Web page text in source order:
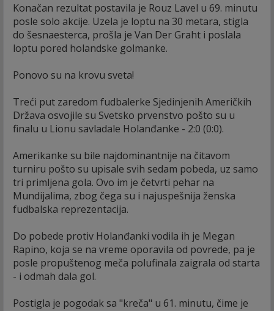
Konačan rezultat postavila je Rouz Lavel u 69. minutu
posle solo akcije. Uzela je loptu na 30 metara, stigla
do šesnaesterca, prošla je Van Der Graht i poslala
loptu pored holandske golmanke.
Ponovo su na krovu sveta!
Treći put zaredom fudbalerke Sjedinjenih Američkih
Država osvojile su Svetsko prvenstvo pošto su u
finalu u Lionu savladale Holanđanke - 2:0 (0:0).
Amerikanke su bile najdominantnije na čitavom
turniru pošto su upisale svih sedam pobeda, uz samo
tri primljena gola. Ovo im je četvrti pehar na
Mundijalima, zbog čega su i najuspešnija ženska
fudbalska reprezentacija.
Do pobede protiv Holanđanki vodila ih je Megan
Rapino, koja se na vreme oporavila od povrede, pa je
posle propuštenog meča polufinala zaigrala od starta
- i odmah dala gol.
Postigla je pogodak sa "kreča" u 61. minutu, čime je